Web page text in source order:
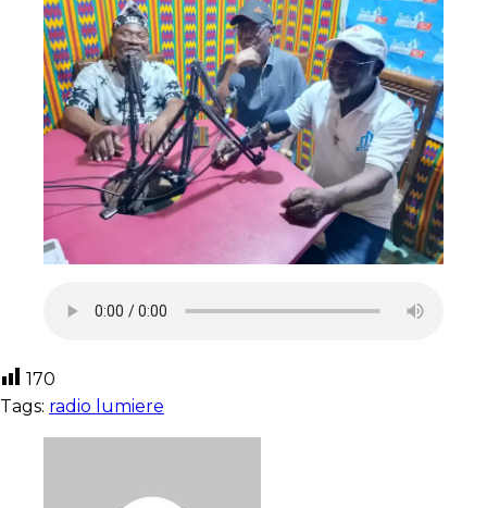
170
Tags: radio lumiere